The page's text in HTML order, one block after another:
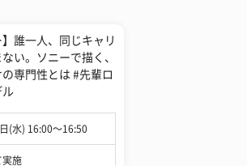
】誰一人、同じキャリ
い。ソニーで描く、
の専門性とは #先輩ロ
ル
(水) 16:00〜16:50
実施